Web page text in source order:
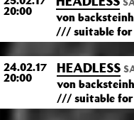
20:00
von
/// suitable for
24.02.17
20:00
HEADLESS
von
/// suitable for